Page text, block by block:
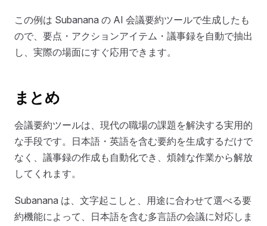
この例は Subanana の AI 会議要約ツールで生成したも
ので、要点・アクションアイテム・議事録を自動で抽出
し、実際の場面にすぐ応用できます。
まとめ
会議要約ツールは、現代の職場の課題を解決する実用的
な手段です。日本語・英語を含む要約を生成するだけで
なく、議事録の作成も自動化でき、煩雑な作業から解放
してくれます。
Subanana は、文字起こしと、用途に合わせて選べる要
約機能によって、日本語を含む多言語の会議に対応しま